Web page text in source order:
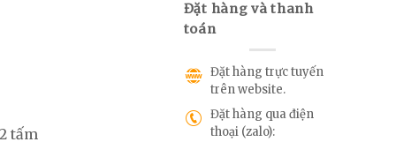
tấm
Đặt hàng và thanh
toán
Đặt hàng trực tuyến
trên website.
Đặt hàng qua điện
thoại (zalo):